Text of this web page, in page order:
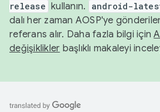
release kullanın. android-
dalı her zaman AOSP'ye
referans alır. Daha fazla bilgi için
değişiklikler başlıklı makaleyi